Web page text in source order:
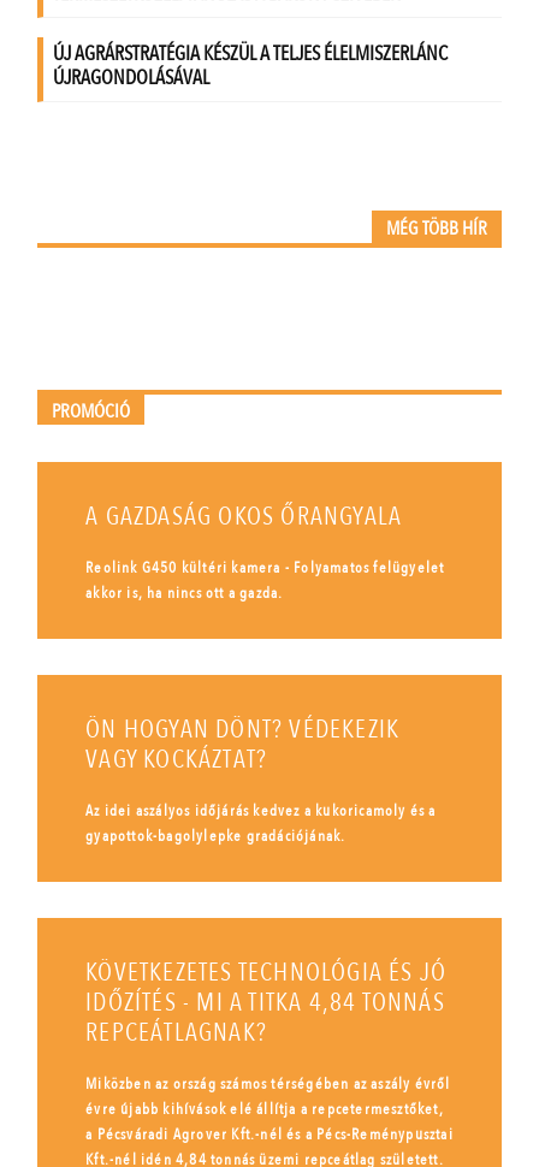
MÉG TÖBB HÍR
PROMÓCIÓ
A GAZDASÁG OKOS ŐRANGYALA
Reolink G450 kültéri kamera - Folyamatos felügyelet
akkor is, ha nincs ott a gazda.
ÖN HOGYAN DÖNT? VÉDEKEZIK
VAGY KOCKÁZTAT?
Az idei aszályos időjárás kedvez a kukoricamoly és a
gyapottok-bagolylepke gradációjának.
KÖVETKEZETES TECHNOLÓGIA ÉS JÓ
IDŐZÍTÉS - MI A TITKA 4,84 TONNÁS
REPCEÁTLAGNAK?
Miközben az ország számos térségében az aszály évről
évre újabb kihívások elé állítja a repcetermesztőket,
a Pécsváradi Agrover Kft.-nél és a Pécs-Reménypusztai
Kft.-nél idén 4,84 tonnás üzemi repceátlag született.